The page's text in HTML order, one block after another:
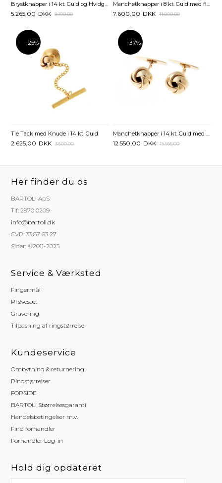
Brystknapper i 14 kt. Guld og Hvidguld med Knuder
5.265,00 DKK 8.100,00
Manchetknapper i 8 kt. Guld med flettet Knude - 13 mm
7.600,00 DKK 11.000,00
-25%
Tie Tack med Knude i 14 kt. Guld
2.625,00 DKK 3.500,00
-37%
12.550,00 DKK 19.995,00
Her finder du os
BARTOLI ApS
Tlf: 2970 0209
info@bartoli.dk
CVR: 33 87 63 27
Siden ©2011-2025
Service & Værksted
Fingermål
Prøvesæt
Gravering
Tilpasning af ringstørrelse
Kundeservice
Ombytning & returnering
Ringstørrelser
FORSIDE
BARTOLI Størrelsesgaranti
Handelsbetingelser m.v.
Find forhandler
Forhandler Log-in
Hold dig opdateret